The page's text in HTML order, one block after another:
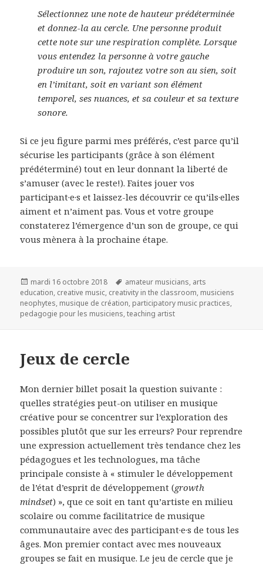
Sélectionnez une note de hauteur prédéterminée
et donnez-la au cercle. Une personne produit
cette note sur une respiration complète. Lorsque
vous entendez la personne à votre gauche
produire un son, rajoutez votre son au sien, soit
en l’imitant, soit en variant son élément
temporel, ses nuances, et sa couleur et sa texture
sonore.
Si ce jeu figure parmi mes préférés, c’est parce qu’il
sécurise les participants (grâce à son élément
prédéterminé) tout en leur donnant la liberté de
s’amuser (avec le reste!). Faites jouer vos
participant·e·s et laissez-les découvrir ce qu’ils·elles
aiment et n’aiment pas. Vous et votre groupe
constaterez l’émergence d’un son de groupe, ce qui
vous mènera à la prochaine étape.
Publié
le
mardi 16 octobre 2018
Mots-
clés
amateur musicians, arts
education, creative music, creativity in the classroom, musiciens
neophytes, musique de création, participatory music practices,
pedagogie pour les musiciens,teaching artist
Jeux de cercle
Mon dernier billet posait la question suivante :
quelles stratégies peut-on utiliser en musique
créative pour se concentrer sur l’exploration des
possibles plutôt que sur les erreurs? Pour reprendre
une expression actuellement très tendance chez les
pédagogues et les technologues, ma tâche
principale consiste à « stimuler le développement
de l’état d’esprit de développement (growth
mindset) », que ce soit en tant qu’artiste en milieu
scolaire ou comme facilitatrice de musique
communautaire avec des participant·e·s de tous les
âges. Mon premier contact avec mes nouveaux
groupes se fait en musique. Le jeu de cercle que je